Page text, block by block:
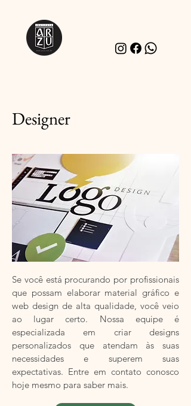
Designer
Se você está procurando por profissionais
que possam elaborar material gráfico e
web design de alta qualidade, você veio
ao lugar certo. Nossa equipe é
especializada em criar designs
personalizados que atendam às suas
necessidades e superem suas
expectativas. Entre em contato conosco
hoje mesmo para saber mais.